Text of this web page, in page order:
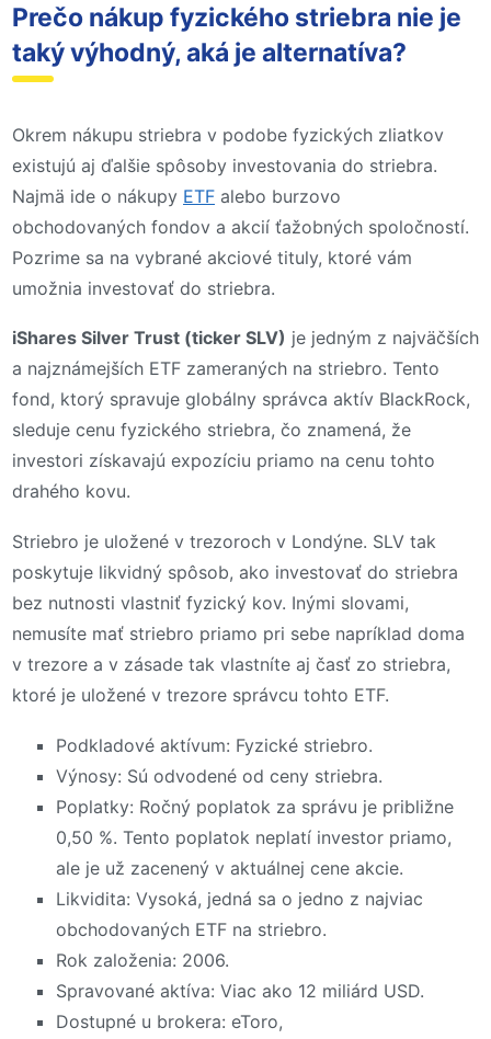
Prečo nákup fyzického striebra nie je
taký výhodný, aká je alternatíva?
Okrem nákupu striebra v podobe fyzických zliatkov
existujú aj ďalšie spôsoby investovania do striebra.
Najmä ide o nákupy ETF alebo burzovo
obchodovaných fondov a akcií ťažobných spoločností.
Pozrime sa na vybrané akciové tituly, ktoré vám
umožnia investovať do striebra.
iShares Silver Trust (ticker SLV) je jedným z najväčších
a najznámejších ETF zameraných na striebro. Tento
fond, ktorý spravuje globálny správca aktív BlackRock,
sleduje cenu fyzického striebra, čo znamená, že
investori získavajú expozíciu priamo na cenu tohto
drahého kovu.
Striebro je uložené v trezoroch v Londýne. SLV tak
poskytuje likvidný spôsob, ako investovať do striebra
bez nutnosti vlastniť fyzický kov. Inými slovami,
nemusíte mať striebro priamo pri sebe napríklad doma
v trezore a v zásade tak vlastníte aj časť zo striebra,
ktoré je uložené v trezore správcu tohto ETF.
Podkladové aktívum: Fyzické striebro.
Výnosy: Sú odvodené od ceny striebra.
Poplatky: Ročný poplatok za správu je približne
0,50 %. Tento poplatok neplatí investor priamo,
ale je už zacenený v aktuálnej cene akcie.
Likvidita: Vysoká, jedná sa o jedno z najviac
obchodovaných ETF na striebro.
Rok založenia: 2006.
Spravované aktíva: Viac ako 12 miliárd USD.
Dostupné u brokera: eToro,